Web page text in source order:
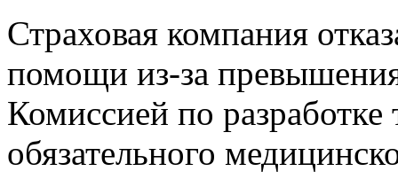
Страховая компания
помощи из-за
Комиссией по
обязательного